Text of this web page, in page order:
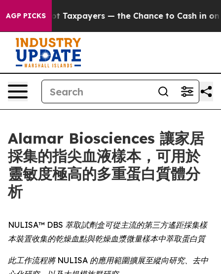
AGP PICKS
— not Taxpayers — the Chance to Cash in on
Alamar Biosciences 讓家居
採集的指尖血液樣本，可用於
靈敏度極高的多重蛋白質體分
析
NULISA™ DBS 萃取試劑盒可從主流的第三方遙距採集樣
本裝置收集的乾燥血點與乾燥血漿微量樣本中萃取蛋白質
此工作流程將 NULISA 的應用範圍擴展至縱向研究、去中